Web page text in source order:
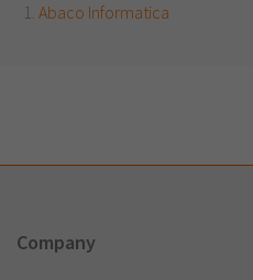
Abaco Informatica
Company